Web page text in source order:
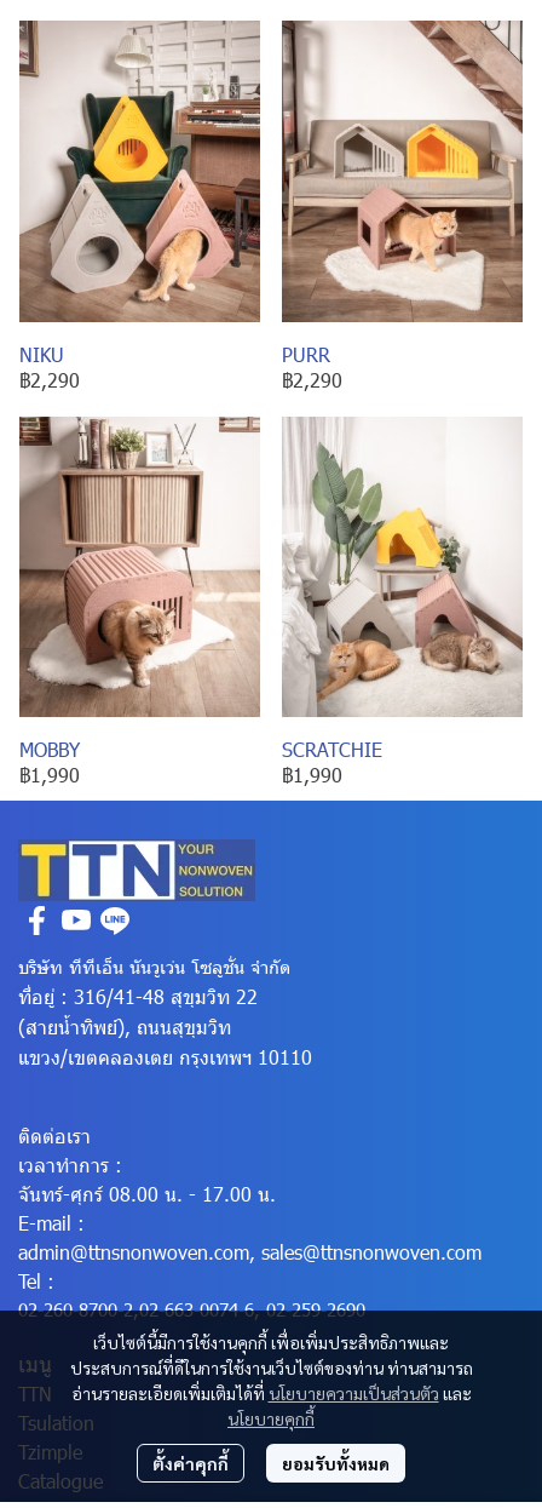
NIKU
฿2,290
PURR
฿2,290
MOBBY
฿1,990
SCRATCHIE
฿1,990
เว็บไซต์นี้มีการใช้งานคุกกี้ เพื่อเพิ่มประสิทธิภาพและ
ประสบการณ์ที่ดีในการใช้งานเว็บไซต์ของท่าน ท่านสามารถ
อ่านรายละเอียดเพิ่มเติมได้ที่ นโยบายความเป็นส่วนตัว และ
นโยบายคุกกี้
ตั้งค่าคุกกี้ ยอมรับทั้งหมด
บริษัท ทีทีเอ็น นันวูเว่น โซลูชั่น จำกัด
ที่อยู่ : 316/41-48 สุขุมวิท 22
(สายน้ำทิพย์), ถนนสุขุมวิท
แขวง/เขตคลองเตย กรุงเทพฯ 10110
ติดต่อเรา
เวลาทำการ :
จันทร์-ศุกร์ 08.00 น. - 17.00 น.
E-mail :
admin@ttnsnonwoven.com, sales@ttnsnonwoven.com
Tel :
02-260-8700-2,02-663-0074-6,02-259-2690
เมนู
TTN
Tsulation
Tzimple
Catalogue